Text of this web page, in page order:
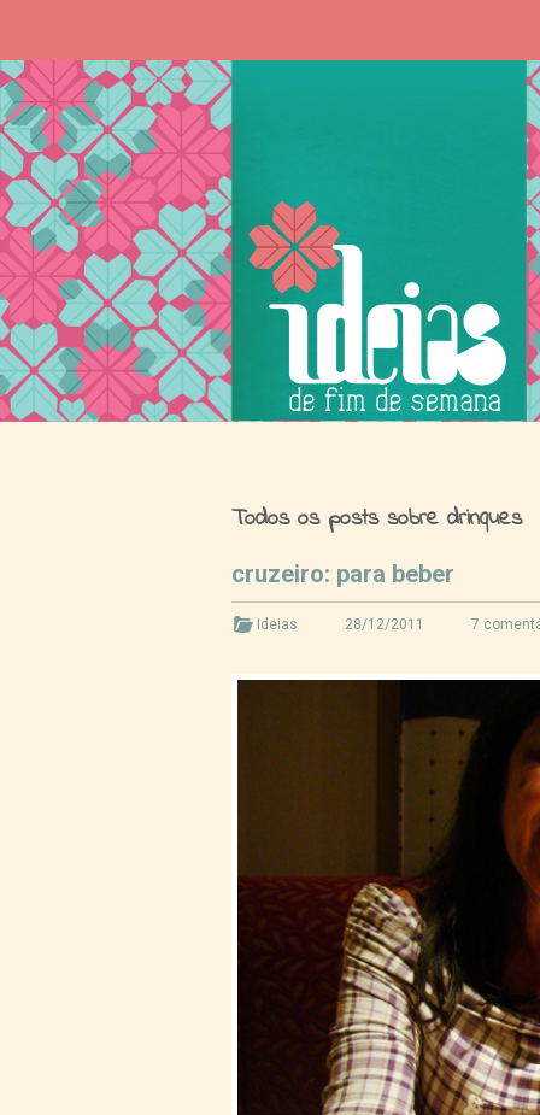
Todos os posts sobre drinques
cruzeiro: para beber
Ideias 28/12/2011 7